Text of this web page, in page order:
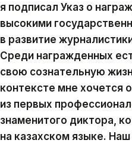
я подписал Указ о
высокими
в развитие
Среди награжденных
свою сознательную
контексте мне хочется
из первых
знаменитого диктора,
на казахском языке.